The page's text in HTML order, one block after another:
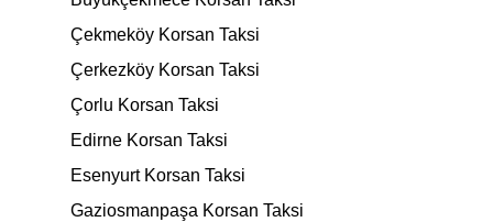
Çekmeköy Korsan Taksi
Çerkezköy Korsan Taksi
Çorlu Korsan Taksi
Edirne Korsan Taksi
Esenyurt Korsan Taksi
Gaziosmanpaşa Korsan Taksi